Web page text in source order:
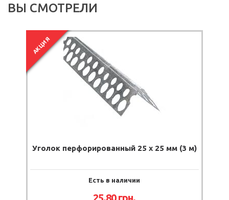
ВЫ СМОТРЕЛИ
АКЦИЯ
Уголок перфорированный 25 х 25 мм (3 м)
Есть в наличии
25.80 грн.